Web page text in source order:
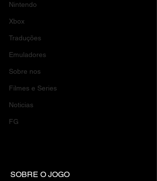
Nintendo
Xbox
Traduções
Emuladores
Sobre nos
Filmes e Series
Noticias
FG
SOBRE O JOGO